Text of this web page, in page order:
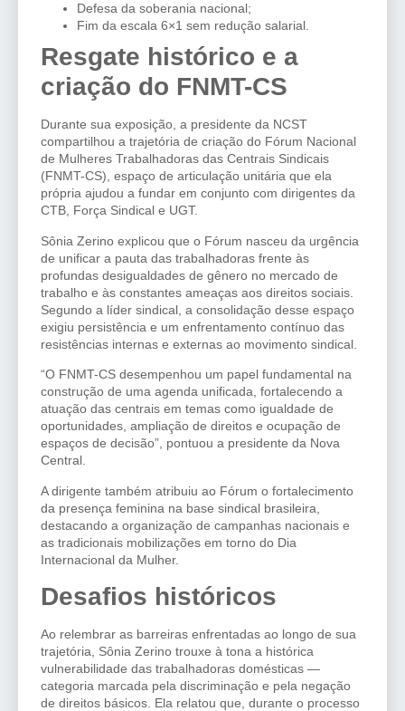
Defesa da soberania nacional;
Fim da escala 6×1 sem redução salarial.
Resgate histórico e a
criação do FNMT-CS
Durante sua exposição, a presidente da NCST
compartilhou a trajetória de criação do Fórum Nacional
de Mulheres Trabalhadoras das Centrais Sindicais
(FNMT-CS), espaço de articulação unitária que ela
própria ajudou a fundar em conjunto com dirigentes da
CTB, Força Sindical e UGT.
Sônia Zerino explicou que o Fórum nasceu da urgência
de unificar a pauta das trabalhadoras frente às
profundas desigualdades de gênero no mercado de
trabalho e às constantes ameaças aos direitos sociais.
Segundo a líder sindical, a consolidação desse espaço
exigiu persistência e um enfrentamento contínuo das
resistências internas e externas ao movimento sindical.
“O FNMT-CS desempenhou um papel fundamental na
construção de uma agenda unificada, fortalecendo a
atuação das centrais em temas como igualdade de
oportunidades, ampliação de direitos e ocupação de
espaços de decisão”, pontuou a presidente da Nova
Central.
A dirigente também atribuiu ao Fórum o fortalecimento
da presença feminina na base sindical brasileira,
destacando a organização de campanhas nacionais e
as tradicionais mobilizações em torno do Dia
Internacional da Mulher.
Desafios históricos
Ao relembrar as barreiras enfrentadas ao longo de sua
trajetória, Sônia Zerino trouxe à tona a histórica
vulnerabilidade das trabalhadoras domésticas —
categoria marcada pela discriminação e pela negação
de direitos básicos. Ela relatou que, durante o processo